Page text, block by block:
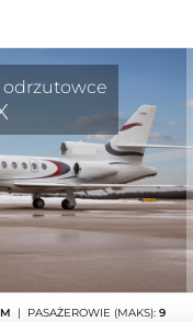
| PASAŻEROWIE (MAKS): 9